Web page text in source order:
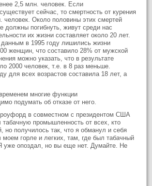
2,5 млн. человек. Если
сейчас, то смертность от курения
человек. Около половины этих смертей
должны погибнуть, живут среди нас
их жизни составляет около 20 лет.
в 1995 году лишились жизни
женщин, что составило 28% от мужской
можно указать, что в результате
2000 человек, т.е. в 8 раз меньше.
для всех возрастов составила 18 лет, а
многие функции
подумать об отказе от него.
в совместном с президентом США
промышленность от всех, кто
но получилось так, что я обманул и себя
горле и легких, там, где был табачный
уже опоздал, но вы еще нет. Думайте. Не